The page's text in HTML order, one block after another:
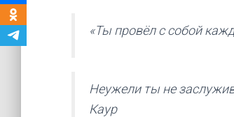
«Ты провёл с собой
Неужели ты не
Каур